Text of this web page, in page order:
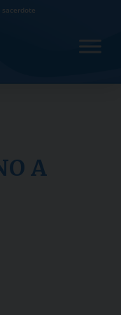
sacerdote
A